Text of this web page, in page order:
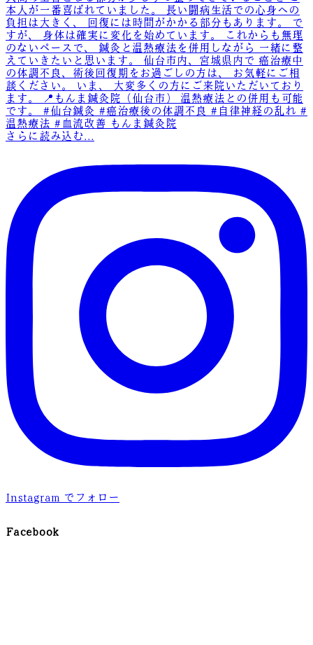
さらに読み込む...
Instagram でフォロー
Facebook